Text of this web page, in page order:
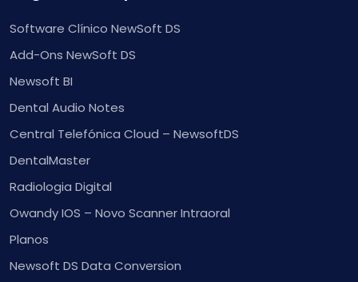
Software Clínico NewSoft DS
Add-Ons NewSoft DS
Newsoft BI
Dental Audio Notes
Central Telefónica Cloud – NewsoftDS
DentalMaster
Radiologia Digital
Owandy IOS – Novo Scanner Intraoral
Planos
Newsoft DS Data Conversion